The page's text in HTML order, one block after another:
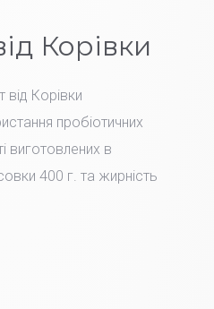
Корівки
від Корівки
пробіотичних
виготовлених в
400 г. та жирність